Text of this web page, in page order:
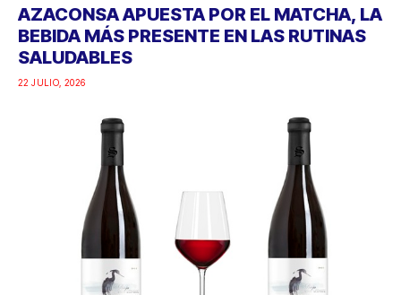
AZACONSA APUESTA POR EL MATCHA, LA
BEBIDA MÁS PRESENTE EN LAS RUTINAS
SALUDABLES
22 JULIO, 2026